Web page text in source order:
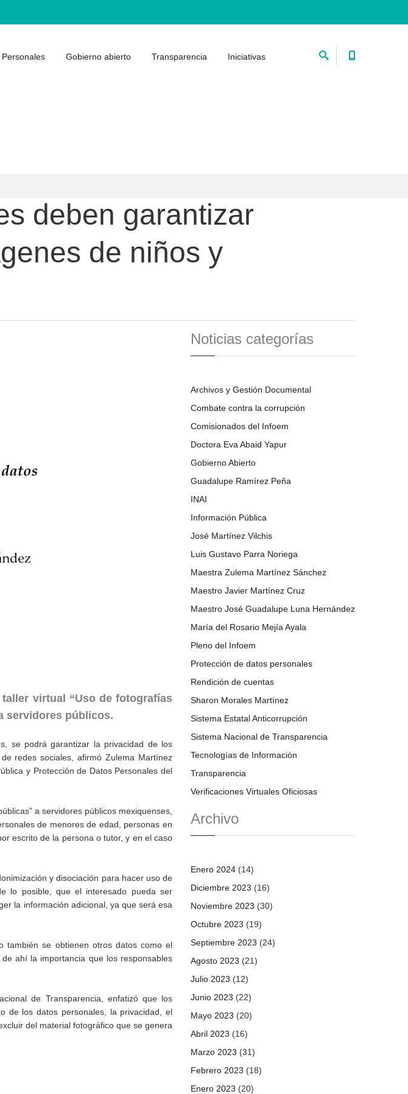
Personales Gobierno abierto Transparencia Iniciativas
deben garantizar
de niños y
virtual “Uso de fotografías
servidores públicos.
se podrá garantizar la privacidad de los
redes sociales, afirmó Zulema Martínez
y Protección de Datos Personales del
a servidores públicos mexiquenses,
de menores de edad, personas en
escrito de la persona o tutor, y en el caso
y disociación para hacer uso de
lo posible, que el interesado pueda ser
la información adicional, ya que será esa
también se obtienen otros datos como el
ahí la importancia que los responsables
de Transparencia, enfatizó que los
de los datos personales, la privacidad, el
del material fotográfico que se genera
Noticias categorías
Archivos y Gestión Documental
Combate contra la corrupción
Comisionados del Infoem
Doctora Eva Abaid Yapur
Gobierno Abierto
Guadalupe Ramírez Peña
INAI
Información Pública
José Martínez Vilchis
Luis Gustavo Parra Noriega
Maestra Zulema Martínez Sánchez
Maestro Javier Martínez Cruz
Maestro José Guadalupe Luna Hernández
María del Rosario Mejía Ayala
Pleno del Infoem
Protección de datos personales
Rendición de cuentas
Sharon Morales Martínez
Sistema Estatal Anticorrupción
Sistema Nacional de Transparencia
Tecnologías de Información
Transparencia
Verificaciones Virtuales Oficiosas
Archivo
Enero 2024 (14)
Diciembre 2023 (16)
Noviembre 2023 (30)
Octubre 2023 (19)
Septiembre 2023 (24)
Agosto 2023 (21)
Julio 2023 (12)
Junio 2023 (22)
Mayo 2023 (20)
Abril 2023 (16)
Marzo 2023 (31)
Febrero 2023 (18)
Enero 2023 (20)